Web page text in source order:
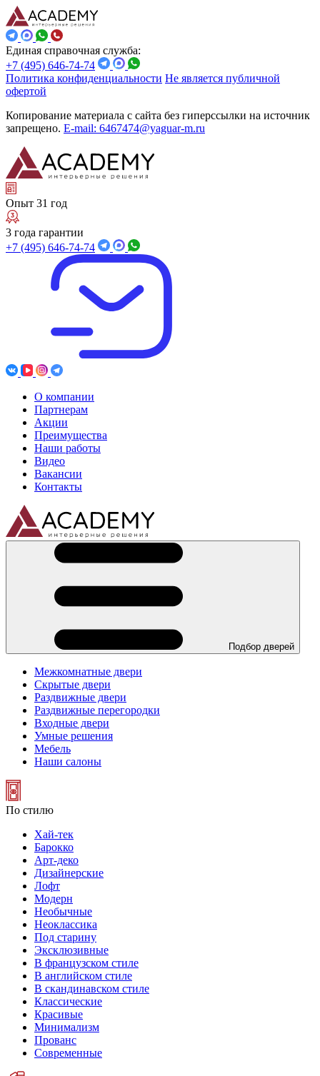
Единая справочная служба:
+7 (495) 646-74-74
Политика конфиденциальности Не является публичной
офертой
Копирование материала с сайта без гиперссылки на источник
запрещено. E-mail: 6467474@yaguar-m.ru
Опыт 31 год
3 года гарантии
+7 (495) 646-74-74
О компании
Партнерам
Акции
Преимущества
Наши работы
Видео
Вакансии
Контакты
Подбор дверей
Межкомнатные двери
Скрытые двери
Раздвижные двери
Раздвижные перегородки
Входные двери
Умные решения
Мебель
Наши салоны
По стилю
Хай-тек
Барокко
Арт-деко
Дизайнерские
Лофт
Модерн
Необычные
Неоклассика
Под старину
Эксклюзивные
В французском стиле
В английском стиле
В скандинавском стиле
Классические
Красивые
Минимализм
Прованс
Современные